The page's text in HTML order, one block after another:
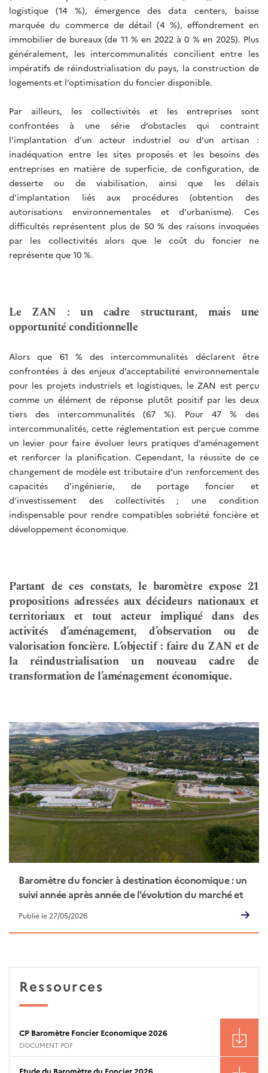
logistique (14 %), émergence des data centers, baisse
marquée du commerce de détail (4 %), effondrement en
immobilier de bureaux (de 11 % en 2022 à 0 % en 2025). Plus
généralement, les intercommunalités concilient entre les
impératifs de réindustrialisation du pays, la construction de
logements et l’optimisation du foncier disponible.
Par ailleurs, les collectivités et les entreprises sont
confrontées à une série d’obstacles qui contraint
l’implantation d’un acteur industriel ou d’un artisan :
inadéquation entre les sites proposés et les besoins des
entreprises en matière de superficie, de configuration, de
desserte ou de viabilisation, ainsi que les délais
d’implantation liés aux procédures (obtention des
autorisations environnementales et d’urbanisme). Ces
difficultés représentent plus de 50 % des raisons invoquées
par les collectivités alors que le coût du foncier ne
représente que 10 %.
Le ZAN : un cadre structurant, mais une
opportunité conditionnelle
Alors que 61 % des intercommunalités déclarent être
confrontées à des enjeux d’acceptabilité environnementale
pour les projets industriels et logistiques, le ZAN est perçu
comme un élément de réponse plutôt positif par les deux
tiers des intercommunalités (67 %). Pour 47 % des
intercommunalités, cette réglementation est perçue comme
un levier pour faire évoluer leurs pratiques d’aménagement
et renforcer la planification. Cependant, la réussite de ce
changement de modèle est tributaire d’un renforcement des
capacités d’ingénierie, de portage foncier et
d’investissement des collectivités ; une condition
indispensable pour rendre compatibles sobriété foncière et
développement économique.
Partant de ces constats, le baromètre expose 21
propositions adressées aux décideurs nationaux et
territoriaux et tout acteur impliquédans des
activités d’aménagement, d’observation ou de
valorisation foncière. L’objectif : faire du ZAN et de
la réindustrialisation un nouveau cadre de
transformation de l’aménagement économique.
Baromètre du foncier à destination économique : un
suivi année après année de l'évolution du marché et
Publié le 27/05/2026
Ressources
CP Baromètre Foncier Economique 2026
DOCUMENT PDF